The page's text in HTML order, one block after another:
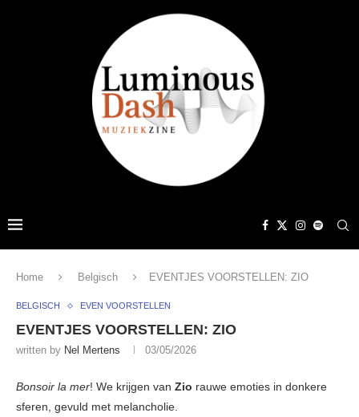
Home Belgisch EVENTJES VOORSTELLEN: ZIO
BELGISCH EVEN VOORSTELLEN
EVENTJES VOORSTELLEN: ZIO
written by Nel Mertens 03/05/2026
Bonsoir la mer! We krijgen van Zio rauwe emoties in donkere
sferen, gevuld met melancholie.